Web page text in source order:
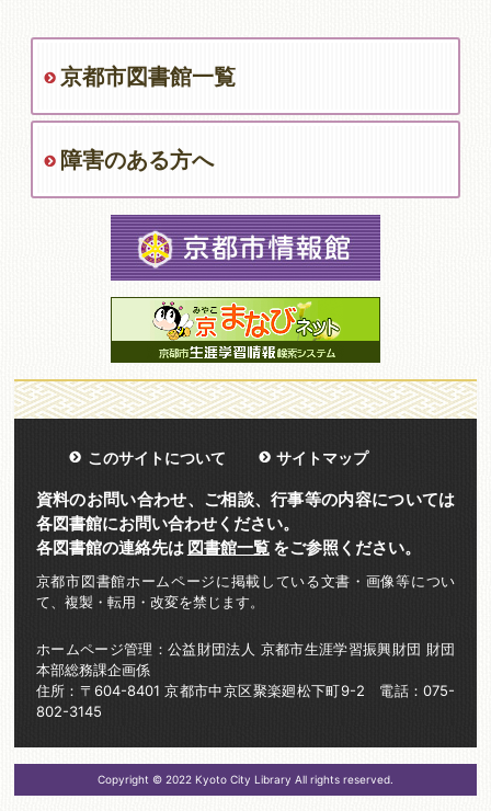
京都市図書館一覧
障害のある方へ
このサイトについて サイトマップ
資料のお問い合わせ、ご相談、行事等の内容については
各図書館にお問い合わせください。
各図書館の連絡先は 図書館一覧をご参照ください。
京都市図書館ホームページに掲載している文書・画像等につい
て、複製・転用・改変を禁じます。
ホームページ管理：公益財団法人 京都市生涯学習振興財団 財団
本部総務課企画係
住所：〒604-8401 京都市中京区聚楽廻松下町9-2 電話：075-
802-3145
Copyright © 2022 Kyoto City Library All rights reserved.